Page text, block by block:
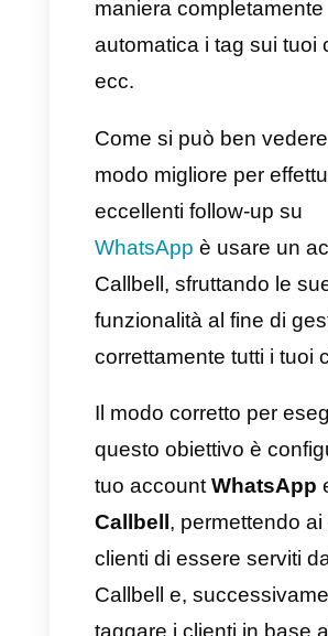
Come tenere
tuoi clienti su
Per tenere traccia
direttamente su
necessario
strumento che ti
effettuare il
problemi. In
Callbell può
salvezza,
una delle migliori
presenti sul